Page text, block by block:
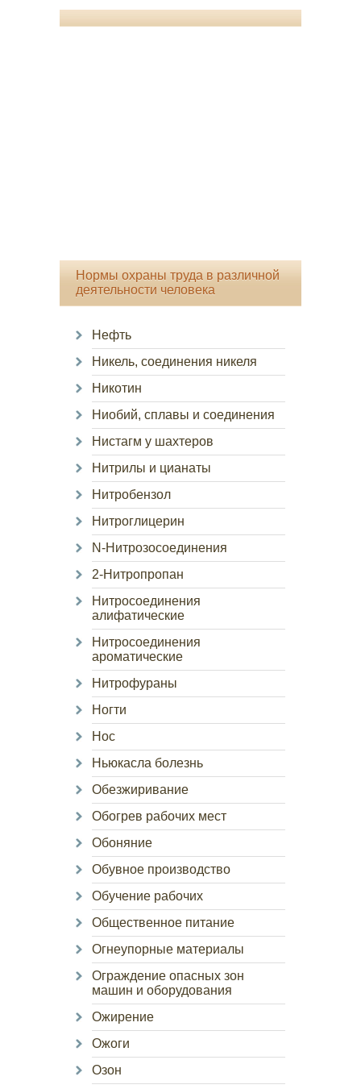
Нормы охраны труда в различной
деятельности человека
Нефть
Никель, соединения никеля
Никотин
Ниобий, сплавы и соединения
Нистагм у шахтеров
Нитрилы и цианаты
Нитробензол
Нитроглицерин
N-Нитрозосоединения
2-Нитропропан
Нитросоединения
алифатические
Нитросоединения
ароматические
Нитрофураны
Ногти
Нос
Ньюкасла болезнь
Обезжиривание
Обогрев рабочих мест
Обоняние
Обувное производство
Обучение рабочих
Общественное питание
Огнеупорные материалы
Ограждение опасных зон
машин и оборудования
Ожирение
Ожоги
Озон